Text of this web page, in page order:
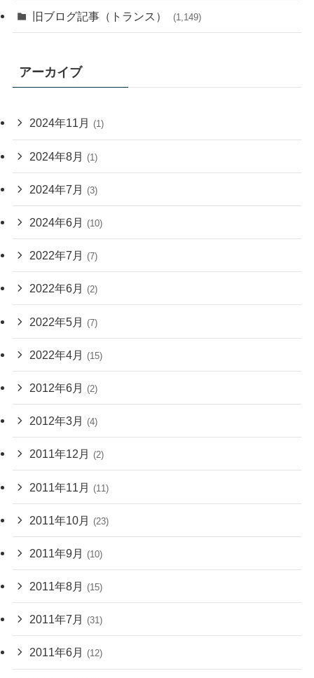
旧ブログ記事（トランス） (1,149)
アーカイブ
2024年11月 (1)
2024年8月 (1)
2024年7月 (3)
2024年6月 (10)
2022年7月 (7)
2022年6月 (2)
2022年5月 (7)
2022年4月 (15)
2012年6月 (2)
2012年3月 (4)
2011年12月 (2)
2011年11月 (11)
2011年10月 (23)
2011年9月 (10)
2011年8月 (15)
2011年7月 (31)
2011年6月 (12)